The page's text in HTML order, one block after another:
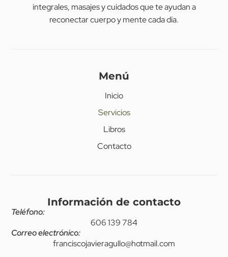
integrales, masajes y cuidados que te ayudan a
reconectar cuerpo y mente cada día.
Menú
Inicio
Servicios
Libros
Contacto
Información de contacto
Teléfono:
606 139 784
Correo electrónico:
franciscojavieragullo@hotmail.com